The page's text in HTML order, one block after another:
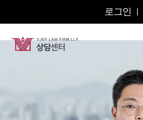
로그인
정우영 Partner Attorney